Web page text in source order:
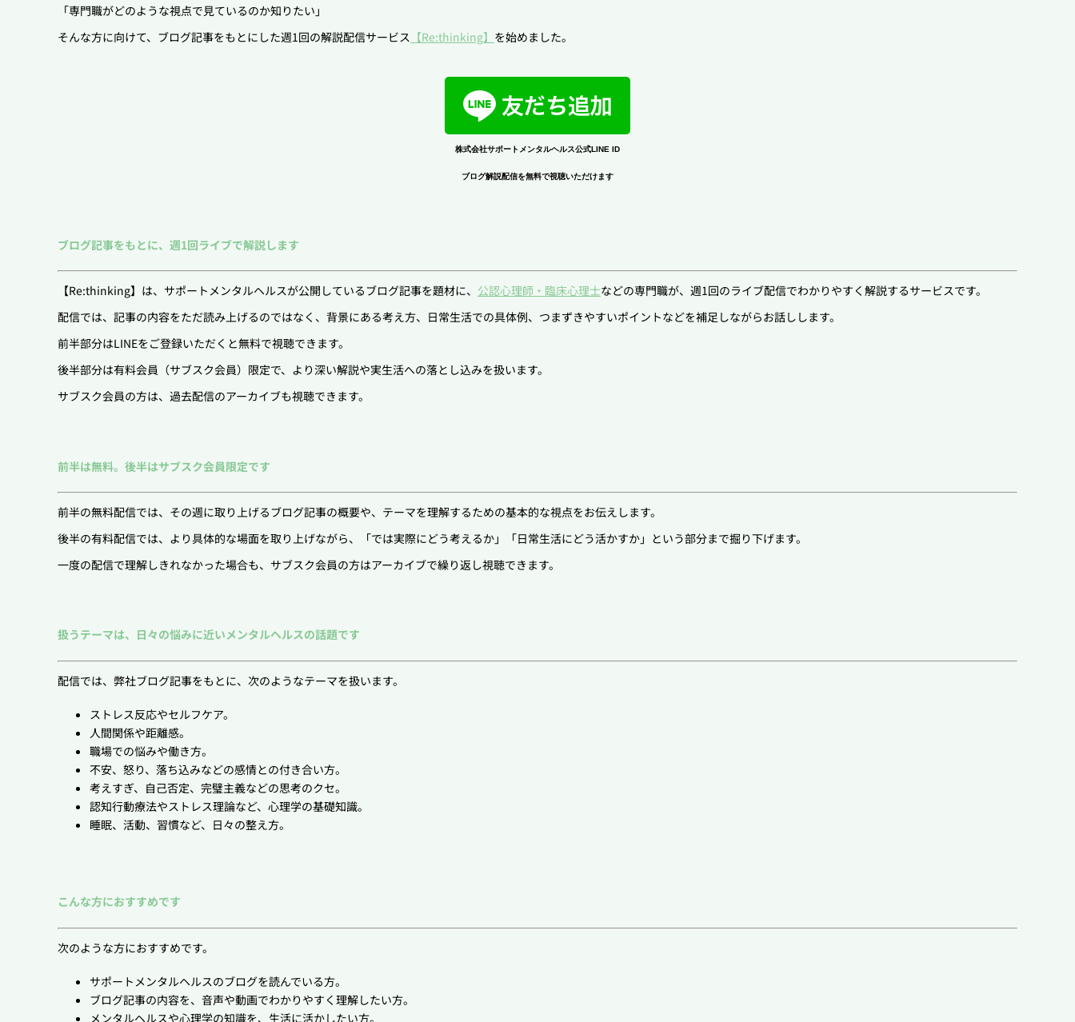
「専門職がどのような視点で見ているのか知りたい」
そんな方に向けて、ブログ記事をもとにした週1回の解説配信サービス 【Re:thinking】 を始めました。
株式会社サポートメンタルヘルス公式LINE ID
ブログ解説配信を無料で視聴いただけます
ブログ記事をもとに、週1回ライブで解説します
【Re:thinking】は、サポートメンタルヘルスが公開しているブログ記事を題材に、 公認心理師・臨床心理士などの専門職が、週1回のライブ配信でわかりやすく解説するサービスです。
配信では、記事の内容をただ読み上げるのではなく、背景にある考え方、日常生活での具体例、つまずきやすいポイントなどを補足しながらお話しします。
前半部分はLINEをご登録いただくと無料で視聴できます。
後半部分は有料会員（サブスク会員）限定で、より深い解説や実生活への落とし込みを扱います。
サブスク会員の方は、過去配信のアーカイブも視聴できます。
前半は無料。後半はサブスク会員限定です
前半の無料配信では、その週に取り上げるブログ記事の概要や、テーマを理解するための基本的な視点をお伝えします。
後半の有料配信では、より具体的な場面を取り上げながら、「では実際にどう考えるか」「日常生活にどう活かすか」という部分まで掘り下げます。
一度の配信で理解しきれなかった場合も、サブスク会員の方はアーカイブで繰り返し視聴できます。
扱うテーマは、日々の悩みに近いメンタルヘルスの話題です
配信では、弊社ブログ記事をもとに、次のようなテーマを扱います。
ストレス反応やセルフケア。
人間関係や距離感。
職場での悩みや働き方。
不安、怒り、落ち込みなどの感情との付き合い方。
考えすぎ、自己否定、完璧主義などの思考のクセ。
認知行動療法やストレス理論など、心理学の基礎知識。
睡眠、活動、習慣など、日々の整え方。
こんな方におすすめです
次のような方におすすめです。
サポートメンタルヘルスのブログを読んでいる方。
ブログ記事の内容を、音声や動画でわかりやすく理解したい方。
メンタルヘルスや心理学の知識を、生活に活かしたい方。